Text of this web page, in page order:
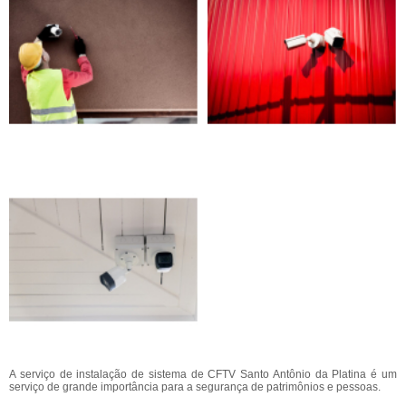
A serviço de instalação de sistema de CFTV Santo Antônio da Platina é um
serviço de grande importância para a segurança de patrimônios e pessoas.